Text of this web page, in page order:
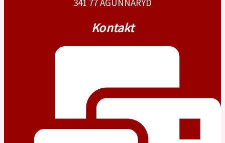
341 77 AGUNNARYD
Kontakt